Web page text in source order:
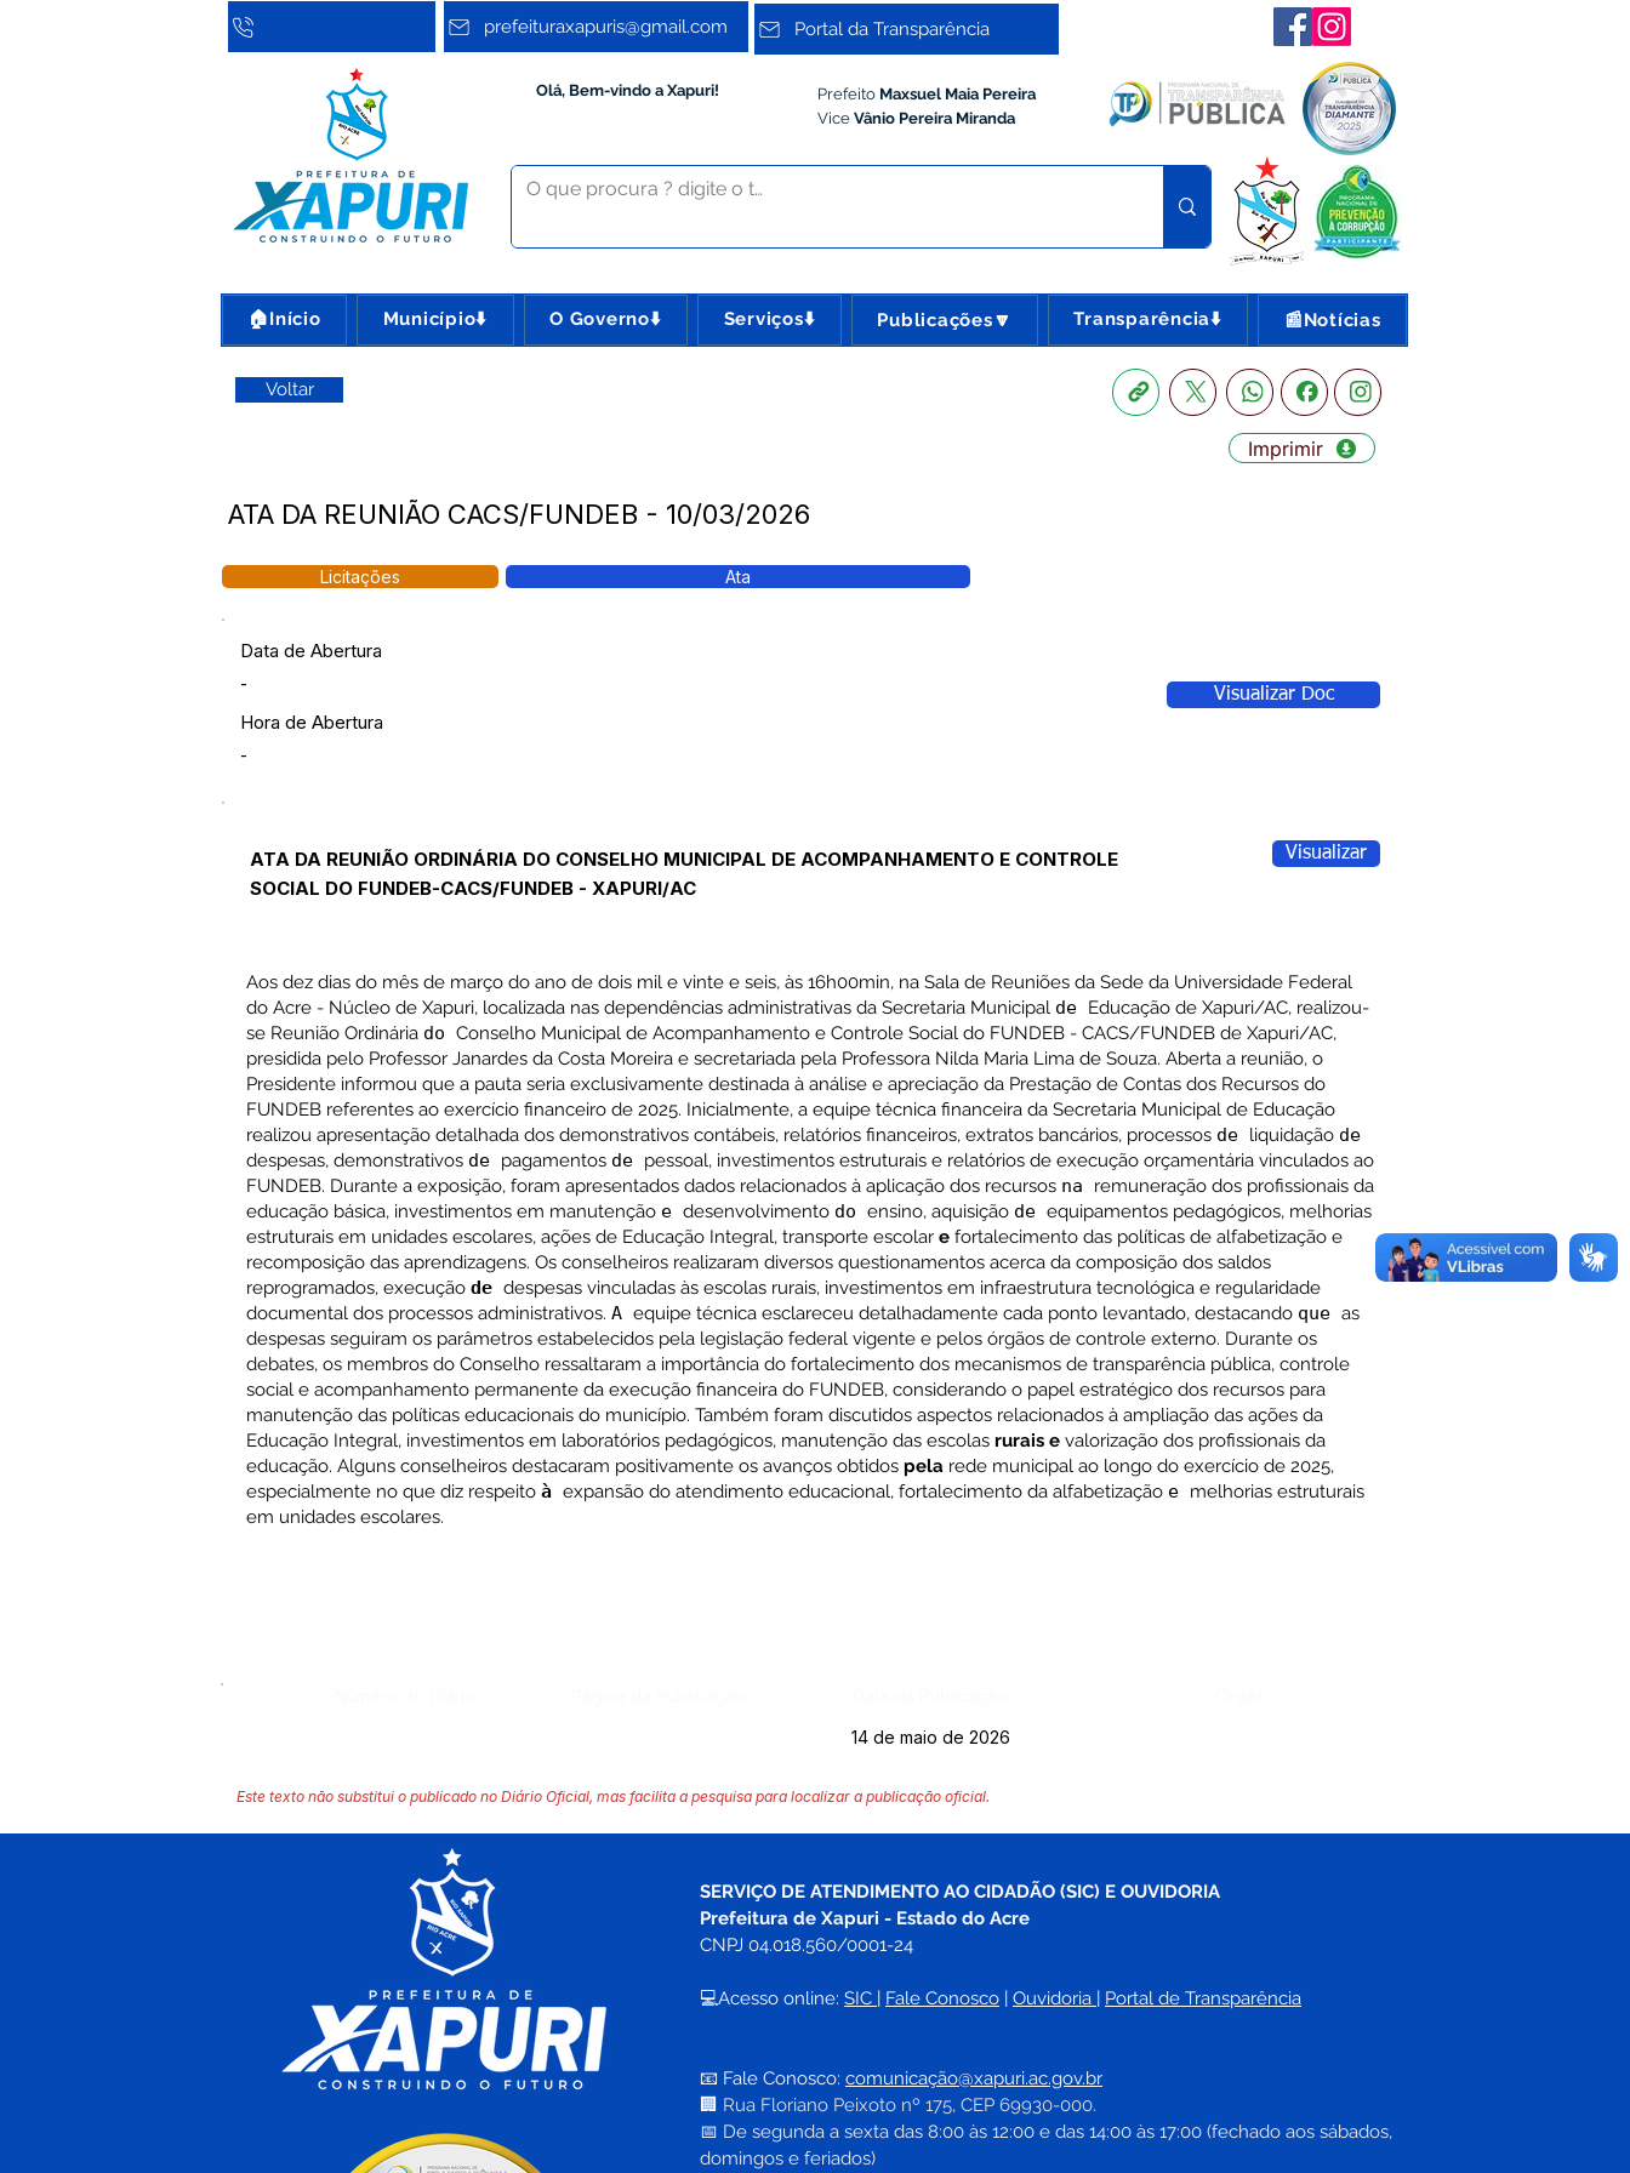
prefeituraxapuris@gmail.com Portal da Transparência
Olá, Bem-vindo a Xapuri! Prefeito Maxsuel Maia Pereira
Vice Vânio Pereira Miranda
🏠Início Município⬇️ O Governo⬇️ Serviços⬇️ Publicações🔽 Transparência⬇️ 📰Notícias
Voltar
Imprimir
ATA DA REUNIÃO CACS/FUNDEB - 10/03/2026
Licitações Ata
Data de Abertura
-
Hora de Abertura
-
Visualizar Doc
ATA DA REUNIÃO ORDINÁRIA DO CONSELHO MUNICIPAL DE ACOMPANHAMENTO E CONTROLE
SOCIAL DO FUNDEB-CACS/FUNDEB - XAPURI/AC
Visualizar
Aos dez dias do mês de março do ano de dois mil e vinte e seis, às 16h00min, na Sala de Reuniões da Sede da Universidade Federal
do Acre - Núcleo de Xapuri, localizada nas dependências administrativas da Secretaria Municipal de Educação de Xapuri/AC, realizou-
se Reunião Ordinária do Conselho Municipal de Acompanhamento e Controle Social do FUNDEB - CACS/FUNDEB de Xapuri/AC,
presidida pelo Professor Janardes da Costa Moreira e secretariada pela Professora Nilda Maria Lima de Souza. Aberta a reunião, o
Presidente informou que a pauta seria exclusivamente destinada à análise e apreciação da Prestação de Contas dos Recursos do
FUNDEB referentes ao exercício financeiro de 2025. Inicialmente, a equipe técnica financeira da Secretaria Municipal de Educação
realizou apresentação detalhada dos demonstrativos contábeis, relatórios financeiros, extratos bancários, processos de liquidação de
despesas, demonstrativos de pagamentos de pessoal, investimentos estruturais e relatórios de execução orçamentária vinculados ao
FUNDEB. Durante a exposição, foram apresentados dados relacionados à aplicação dos recursos na remuneração dos profissionais da
educação básica, investimentos em manutenção e desenvolvimento do ensino, aquisição de equipamentos pedagógicos, melhorias
estruturais em unidades escolares, ações de Educação Integral, transporte escolar e fortalecimento das políticas de alfabetização e
recomposição das aprendizagens. Os conselheiros realizaram diversos questionamentos acerca da composição dos saldos
reprogramados, execução de despesas vinculadas às escolas rurais, investimentos em infraestrutura tecnológica e regularidade
documental dos processos administrativos. A equipe técnica esclareceu detalhadamente cada ponto levantado, destacando que as
despesas seguiram os parâmetros estabelecidos pela legislação federal vigente e pelos órgãos de controle externo. Durante os
debates, os membros do Conselho ressaltaram a importância do fortalecimento dos mecanismos de transparência pública, controle
social e acompanhamento permanente da execução financeira do FUNDEB, considerando o papel estratégico dos recursos para
manutenção das políticas educacionais do município. Também foram discutidos aspectos relacionados à ampliação das ações da
Educação Integral, investimentos em laboratórios pedagógicos, manutenção das escolas rurais e valorização dos profissionais da
educação. Alguns conselheiros destacaram positivamente os avanços obtidos pela rede municipal ao longo do exercício de 2025,
especialmente no que diz respeito à expansão do atendimento educacional, fortalecimento da alfabetização e melhorias estruturais
em unidades escolares.
14 de maio de 2026
Este texto não substitui o publicado no Diário Oficial, mas facilita a pesquisa para localizar a publicação oficial.
SERVIÇO DE ATENDIMENTO AO CIDADÃO (SIC) E OUVIDORIA
Prefeitura de Xapuri - Estado do Acre
CNPJ 04.018.560/0001-24
💻Acesso online: SIC | Fale Conosco | Ouvidoria | Portal de Transparência
📧 Fale Conosco: comunicação@xapuri.ac.gov.br
🏢 Rua Floriano Peixoto nº 175, CEP 69930-000.
📅 De segunda a sexta das 8:00 às 12:00 e das 14:00 às 17:00 (fechado aos sábados,
domingos e feriados)